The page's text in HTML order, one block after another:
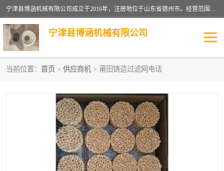
宁津县博涵机械有限公司成立于2016年，注册地位于山东省德州市。经营范围包括：机械设备研发、生产及销售，铸造用造型材料生产、销售，玻璃纤维及制品制造、销售，汽车零配件零售，机械零件、零部件加工，机械零件、零部件销售等；主要产品有：纤维过滤网,陶瓷过滤器,泡沫陶瓷过滤器,耐高温纤维过滤器,铸铁过滤器,铸铜过滤网,铸铝过滤网,铝轮毂过滤网,高效过滤网,高效陶瓷过滤网,高效纤维过滤网。
宁津县博涵机械有限公司
当前位置： 首页 > 供应商机 > 莆田铸造过滤网电话
挡渣棉
避脏网